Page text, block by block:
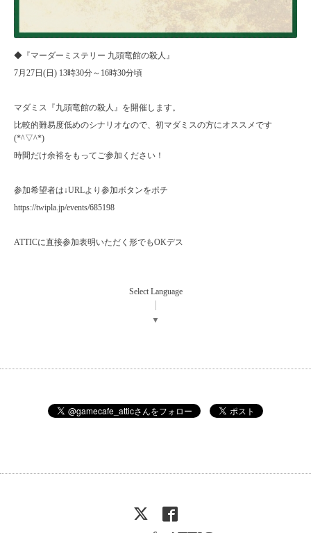
◆『マーダーミステリー 九頭竜館の殺人』
7月27日(日) 13時30分～16時30分頃
マダミス『九頭竜館の殺人』を開催します。
比較的難易度低めのシナリオなので、初マダミスの方にオススメです
(*^▽^*)
時間だけ余裕をもってご参加ください！
参加希望者は↓URLより参加ボタンをポチ
https://twipla.jp/events/685198
ATTICに直接参加表明いただく形でもOKデス
Select Language
▼